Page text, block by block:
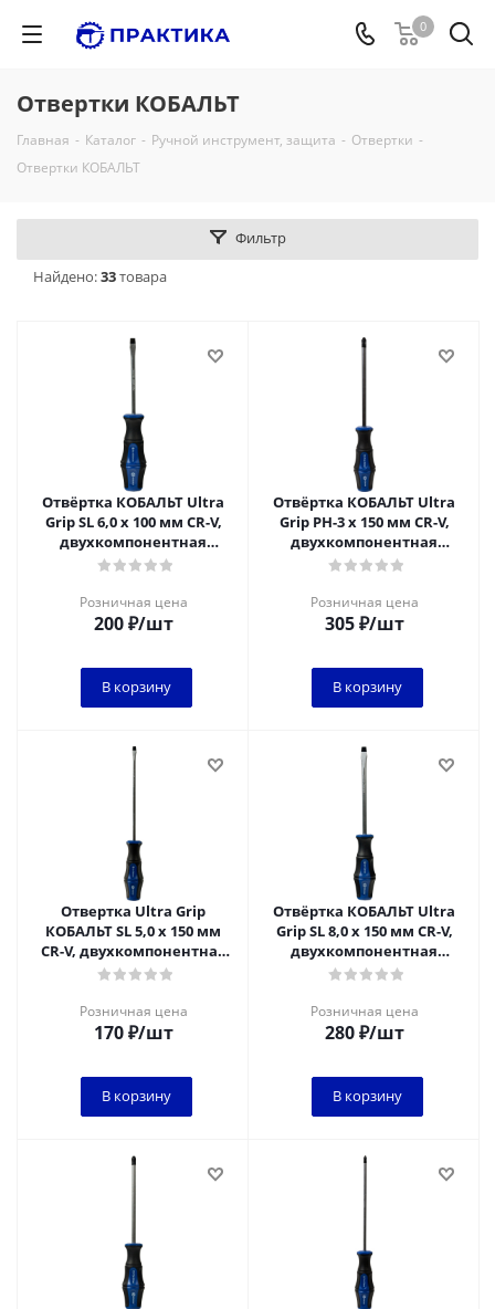
0
Отвертки КОБАЛЬТ
Главная - Каталог - Ручной инструмент, защита - Отвертки -
Отвертки КОБАЛЬТ
Фильтр
Найдено:33товара
Отвёртка КОБАЛЬТ Ultra
Grip SL 6,0 х 100 мм CR-V,
двухкомпонентная
рукоятка (1 шт.) подвес
Розничная цена
200₽/шт
В корзину
Отвёртка КОБАЛЬТ Ultra
Grip PH-3 х 150 мм CR-V,
двухкомпонентная
рукоятка (1 шт.) подвес
Розничная цена
305₽/шт
В корзину
Отвертка Ultra Grip
КОБАЛЬТ SL 5,0 х 150 мм
CR-V, двухкомпонентная
рукоятка (1 шт.) подвес
Розничная цена
170₽/шт
В корзину
Отвёртка КОБАЛЬТ Ultra
Grip SL 8,0 х 150 мм CR-V,
двухкомпонентная
рукоятка (1 шт.) подвес
Розничная цена
280₽/шт
В корзину